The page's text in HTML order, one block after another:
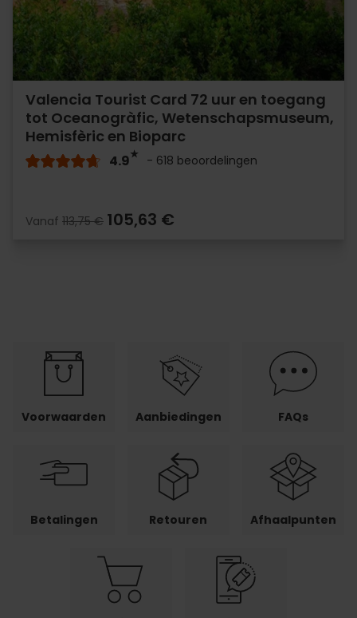
Valencia Tourist Card 72 uur en toegang
tot Oceanogràfic, Wetenschapsmuseum,
Hemisfèric en Bioparc
4.9 - 618 beoordelingen
Vanaf 113,75 € 105,63 €
Voorwaarden Aanbiedingen FAQs
Betalingen Retouren Afhaalpunten